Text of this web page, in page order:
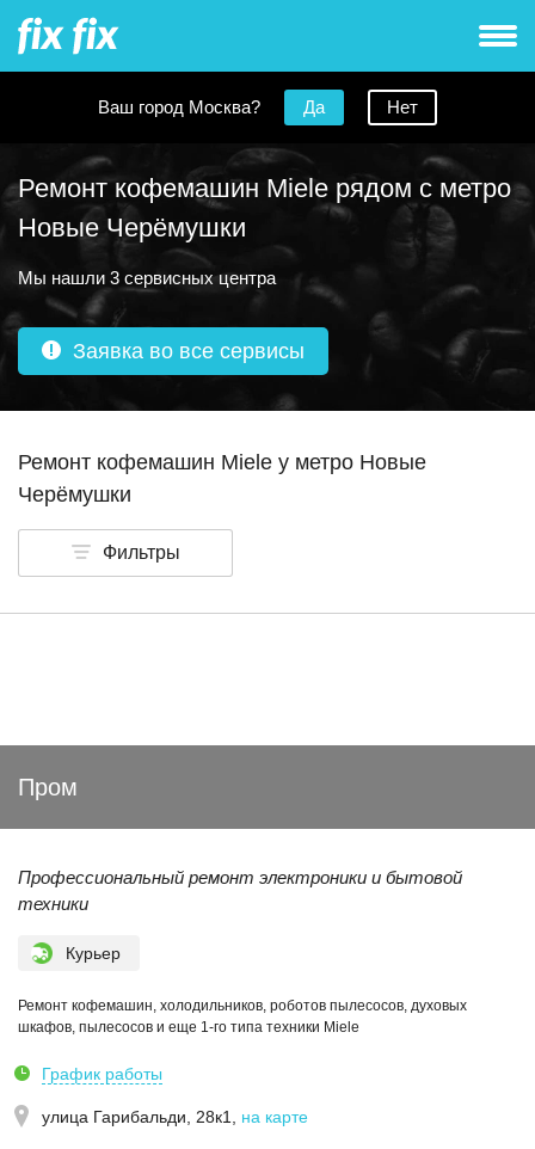
Ваш город Москва? Да Нет
Ремонт кофемашин Miele рядом с метро
Новые Черёмушки
Мы нашли 3 сервисных центра
Заявка во все сервисы
Ремонт кофемашин Miele у метро Новые
Черёмушки
Фильтры
Пром
Профессиональный ремонт электроники и бытовой
техники
Курьер
Ремонт кофемашин, холодильников, роботов пылесосов, духовых
шкафов, пылесосов и еще 1-го типа техники Miele
График работы
улица Гарибальди, 28к1 на карте